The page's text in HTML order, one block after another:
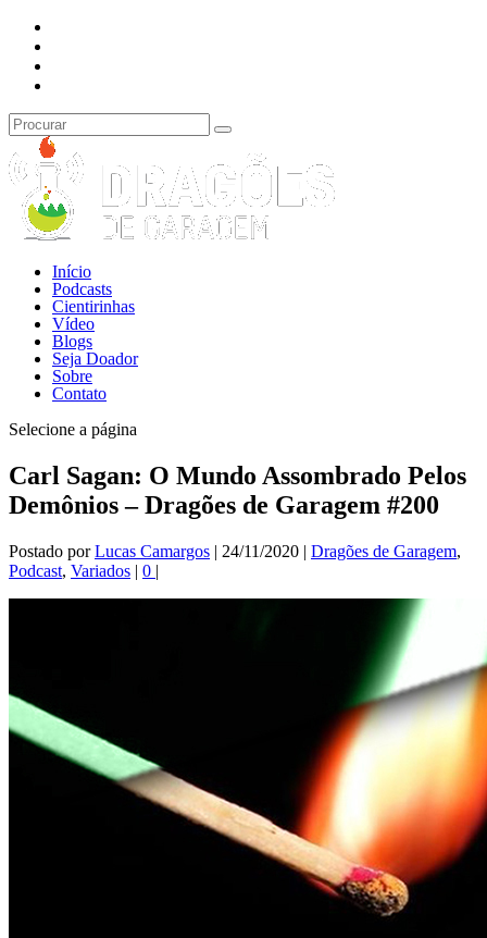
Início
Podcasts
Cientirinhas
Vídeo
Blogs
Seja Doador
Sobre
Contato
Selecione a página
Carl Sagan: O Mundo Assombrado Pelos
Demônios – Dragões de Garagem #200
Postado porLucas Camargos | 24/11/2020 | Dragões de Garagem,
Podcast, Variados | 0 |